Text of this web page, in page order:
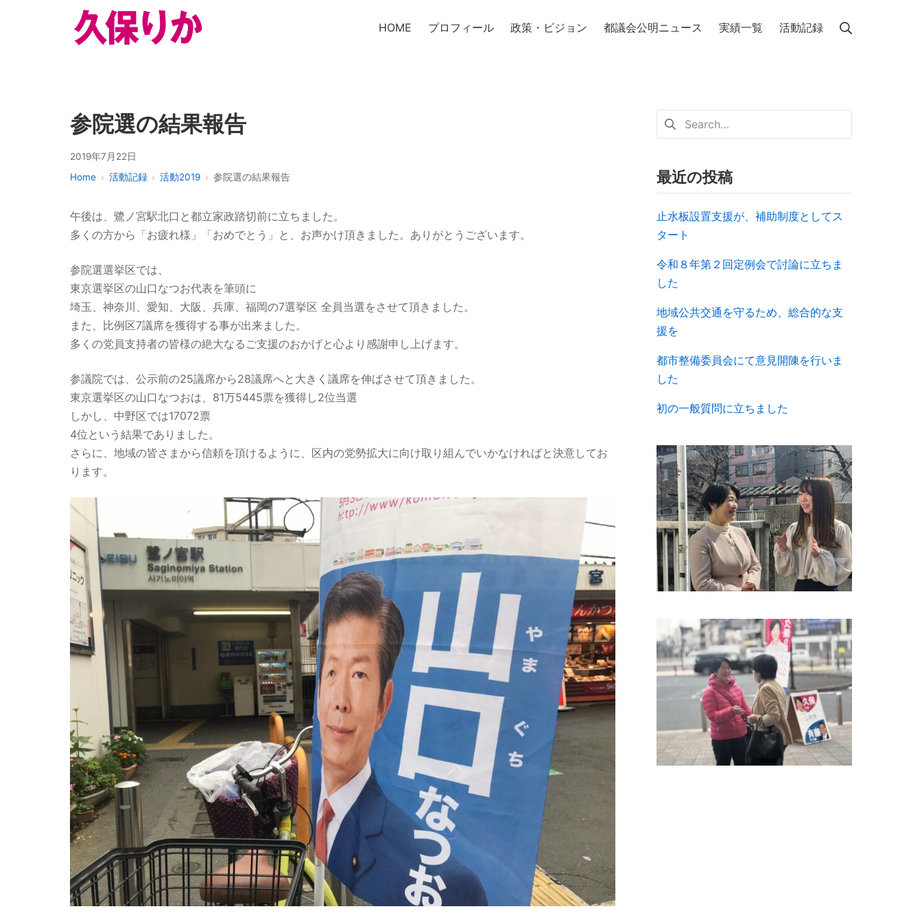
HOME プロフィール 政策・ビジョン 都議会公明ニュース 実績一覧 活動記録
参院選の結果報告
2019年7月22日
Home
活動記録 活動2019 参院選の結果報告
午後は、鷺ノ宮駅北口と都立家政踏切前に立ちました。
多くの方から「お疲れ様」「おめでとう」と、お声かけ頂きました。ありがとうございます。
参院選選挙区では、
東京選挙区の山口なつお代表を筆頭に
埼玉、神奈川、愛知、大阪、兵庫、福岡の7選挙区 全員当選をさせて頂きました。
また、比例区7議席を獲得する事が出来ました。
多くの党員支持者の皆様の絶大なるご支援のおかげと心より感謝申し上げます。
参議院では、公示前の25議席から28議席へと大きく議席を伸ばさせて頂きました。
東京選挙区の山口なつおは、81万5445票を獲得し2位当選
しかし、中野区では17072票
4位という結果でありました。
さらに、地域の皆さまから信頼を頂けるように、区内の党勢拡大に向け取り組んでいかなければと決意してお
ります。
最近の投稿
止水板設置支援が、補助制度としてス
タート
令和８年第２回定例会で討論に立ちま
した
地域公共交通を守るため、総合的な支
援を
都市整備委員会にて意見開陳を行いま
した
初の一般質問に立ちました